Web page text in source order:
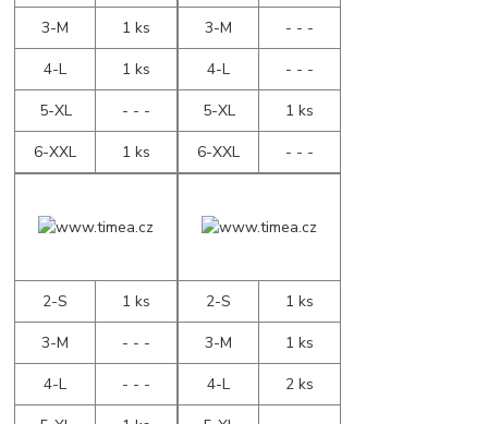
3-M
1 ks
4-L
1 ks
5-XL
- - -
6-XXL
1 ks
3-M
- - -
4-L
- - -
5-XL
1 ks
6-XXL
- - -
2-S
1 ks
3-M
- - -
4-L
- - -
2-S
1 ks
3-M
1 ks
4-L
2 ks